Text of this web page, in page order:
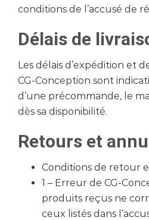
conditions de l’accusé de
Délais de
Les délais d’expédition et
CG-Conception sont
d’une précommande, le
dès sa disponibilité.
Retours et
Conditions de retour
1 – Erreur de CG-
produits reçus ne
ceux listés dans